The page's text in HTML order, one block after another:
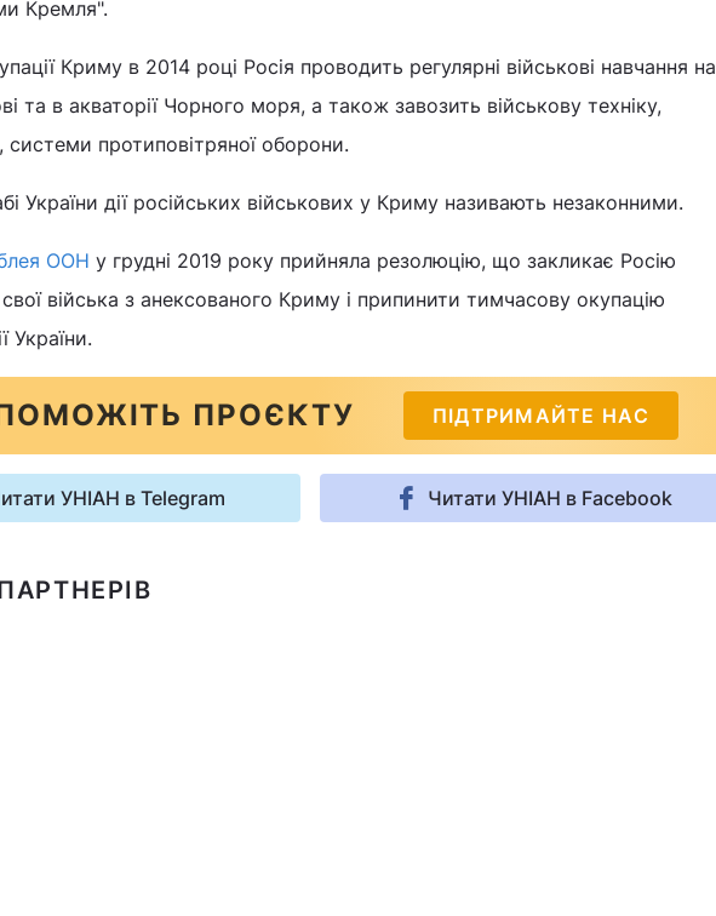
Кремля".
Криму в 2014 році Росія проводить регулярні військові навчання на
та в акваторії Чорного моря, а також завозить військову техніку,
системи протиповітряної оборони.
України дії російських військових у Криму називають незаконними.
ООН у грудні 2019 року прийняла резолюцію, що закликає Росію
війська з анексованого Криму і припинити тимчасову окупацію
України.
ПРОЄКТУ ПІДТРИМАЙТЕ НАС
УНІАН в Telegram Читати УНІАН в Facebook